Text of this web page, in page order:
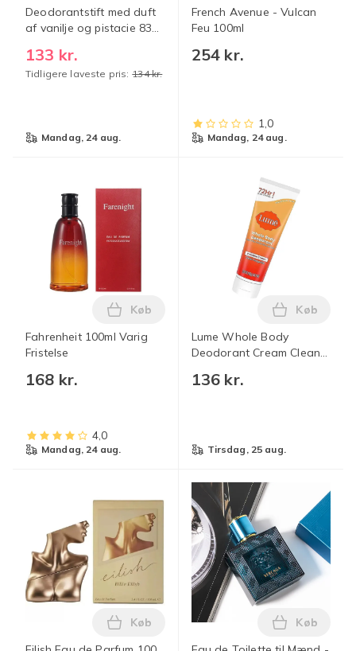
Deodorantstift med duft
af vanilje og pistacie 83g,
aluminiumsfri, pletfri
deodorantstift til
133 kr.
Tidligere laveste pris: 134 kr.
mandag, 24 aug.
French Avenue - Vulcan
Feu 100ml
254 kr.
1,0
mandag, 24 aug.
Fahrenheit 100ml Varig
Fristelse
168 kr.
Læg Fahrenheit 100ml Varig Fristelse i
Køb
4,0
mandag, 24 aug.
Lume Whole Body
Deodorant Cream Clean
timers lugtkontrol.-1 stk
136 kr.
Læg
Køb
tirsdag, 25 aug.
Læg Eilish Eau de Parfum 100 ml til
Køb
Læg Eau
Køb